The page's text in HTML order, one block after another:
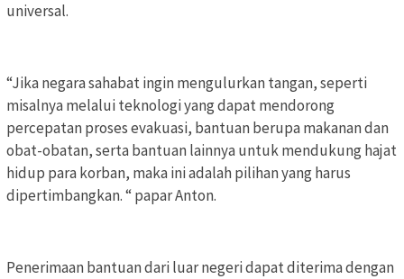
universal.
“Jika negara sahabat ingin mengulurkan tangan, seperti
misalnya melalui teknologi yang dapat mendorong
percepatan proses evakuasi, bantuan berupa makanan dan
obat-obatan, serta bantuan lainnya untuk mendukung hajat
hidup para korban, maka ini adalah pilihan yang harus
dipertimbangkan. “ papar Anton.
Penerimaan bantuan dari luar negeri dapat diterima dengan